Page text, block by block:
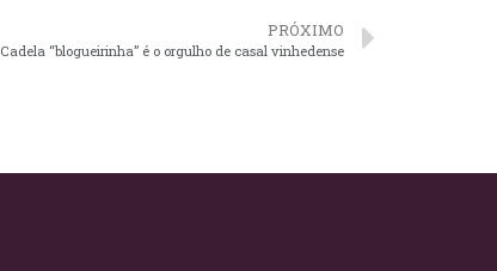
PRÓXIMO
Cadela “blogueirinha” é o orgulho de casal vinhedense